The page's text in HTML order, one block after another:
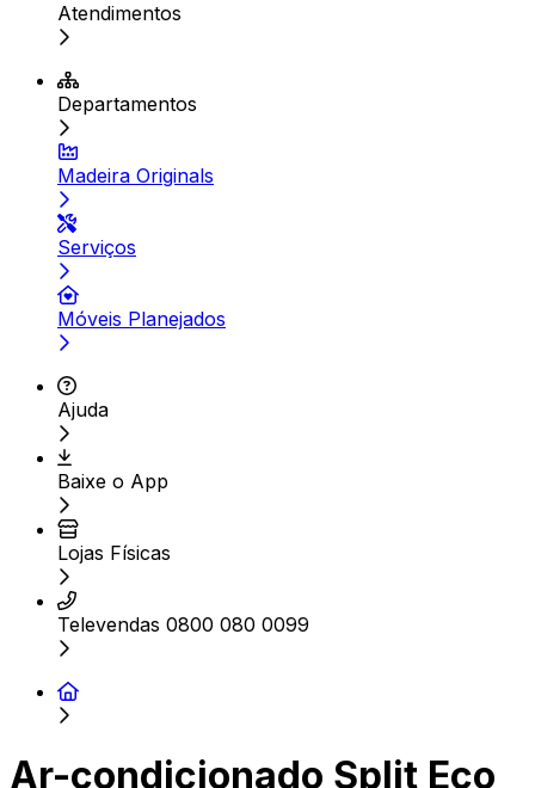
Atendimentos
Departamentos
Madeira Originals
Serviços
Móveis Planejados
Ajuda
Baixe o App
Lojas Físicas
Televendas 0800 080 0099
Ar-condicionado Split Eco